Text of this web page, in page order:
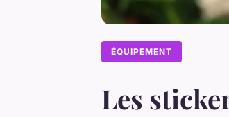
ÉQUIPEMENT
Les